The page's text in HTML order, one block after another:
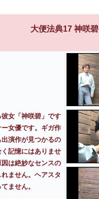
大便法典17 神咲碧
女「神咲碧」です
女優です。ギガ作
演作が見つかるの
記憶にはありませ
因は絶妙なセンスの
ません。ヘアスタ
ません。